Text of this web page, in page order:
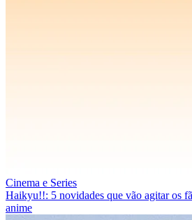
Cinema e Series
Haikyu!!: 5 novidades que vão agitar os
anime